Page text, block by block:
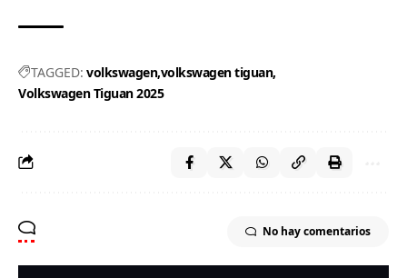
TAGGED: volkswagen volkswagen tiguan
Volkswagen Tiguan 2025
No hay comentarios